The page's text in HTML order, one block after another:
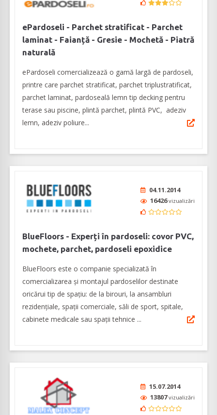
ePardoseli - Parchet stratificat - Parchet
laminat - Faianță - Gresie - Mochetă - Piatră
naturală
ePardoseli comercializează o gamă largă de pardoseli,
printre care parchet stratificat, parchet triplustratificat,
parchet laminat, pardoseală lemn tip decking pentru
terase sau piscine, plintă parchet, plintă PVC, adeziv
lemn, adeziv poliure...
04.11.2014
16426vizualizări
BlueFloors - Experți în pardoseli: covor PVC,
mochete, parchet, pardoseli epoxidice
BlueFloors este o companie specializată în
comercializarea și montajul pardoselilor destinate
oricărui tip de spațiu: de la birouri, la ansambluri
rezidențiale, spații comerciale, săli de sport, spitale,
cabinete medicale sau spații tehnice ...
15.07.2014
13807vizualizări